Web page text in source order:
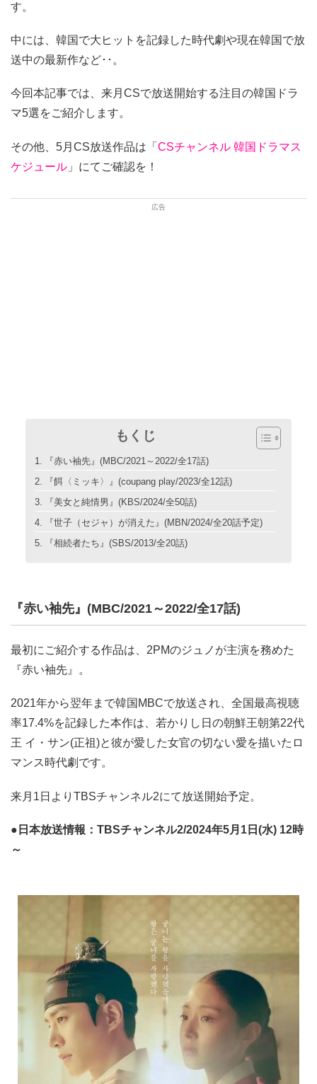
す。
中には、韓国で大ヒットを記録した時代劇や現在韓国で放
送中の最新作など･･。
今回本記事では、来月CSで放送開始する注目の韓国ドラ
マ5選をご紹介します。
その他、5月CS放送作品は「 CSチャンネル 韓国ドラマス
ケジュール 」にてご確認を！
もくじ
『赤い袖先』(MBC/2021～2022/全17話)
『餌〈ミッキ〉』(coupang play/2023/全12話)
『美女と純情男』(KBS/2024/全50話)
『世子（セジャ）が消えた』(MBN/2024/全20話予定)
『相続者たち』(SBS/2013/全20話)
『赤い袖先』(MBC/2021～2022/全17話)
最初にご紹介する作品は、2PMのジュノが主演を務めた
『赤い袖先』。
2021年から翌年まで韓国MBCで放送され、全国最高視聴
率17.4%を記録した本作は、若かりし日の朝鮮王朝第22代
王 イ・サン(正祖)と彼が愛した女官の切ない愛を描いたロ
マンス時代劇です。
来月1日よりTBSチャンネル2にて放送開始予定。
●日本放送情報：TBSチャンネル2/2024年5月1日(水) 12時
～